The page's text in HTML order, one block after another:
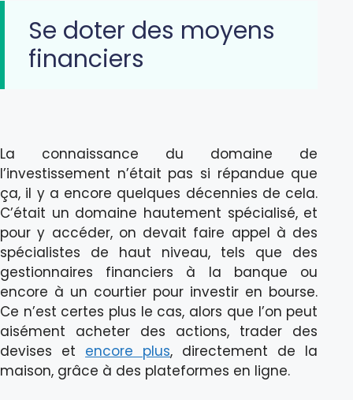
Se doter des moyens
financiers
La connaissance du domaine de
l’investissement n’était pas si répandue que
ça, il y a encore quelques décennies de cela.
C’était un domaine hautement spécialisé, et
pour y accéder, on devait faire appel à des
spécialistes de haut niveau, tels que des
gestionnaires financiers à la banque ou
encore à un courtier pour investir en bourse.
Ce n’est certes plus le cas, alors que l’on peut
aisément acheter des actions, trader des
devises et encore plus, directement de la
maison, grâce à des plateformes en ligne.